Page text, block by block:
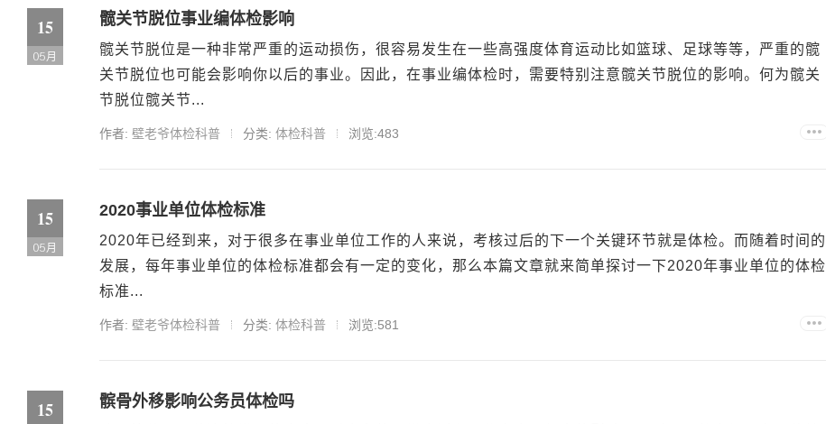
15
05月
髋关节脱位事业编体检影响
髋关节脱位是一种非常严重的运动损伤，很容易发生在一些高强度体育运动比如篮球、足球等等，严重的髋
关节脱位也可能会影响你以后的事业。因此，在事业编体检时，需要特别注意髋关节脱位的影响。何为髋关
节脱位髋关节...
作者: 壁老爷体检科普 分类: 体检科普 浏览:483
15
05月
2020事业单位体检标准
2020年已经到来，对于很多在事业单位工作的人来说，考核过后的下一个关键环节就是体检。而随着时间的
发展，每年事业单位的体检标准都会有一定的变化，那么本篇文章就来简单探讨一下2020年事业单位的体检
标准...
作者: 壁老爷体检科普 分类: 体检科普 浏览:581
15 髌骨外移影响公务员体检吗